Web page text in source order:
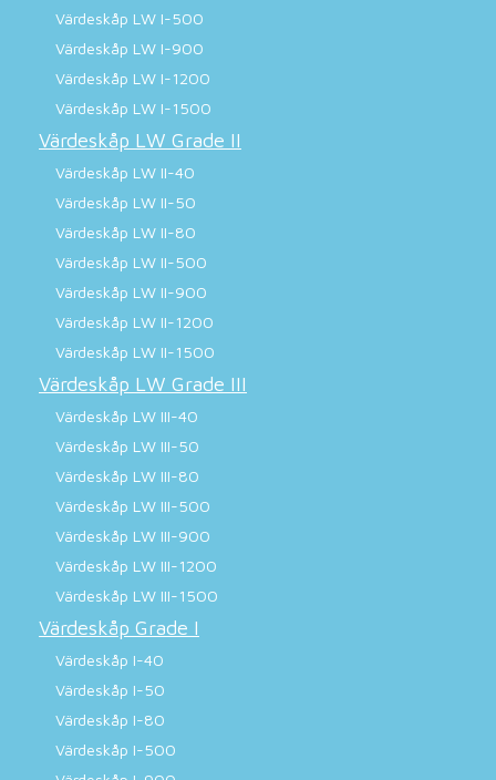
Värdeskåp LW I-500
Värdeskåp LW I-900
Värdeskåp LW I-1200
Värdeskåp LW I-1500
Värdeskåp LW Grade II
Värdeskåp LW II-40
Värdeskåp LW II-50
Värdeskåp LW II-80
Värdeskåp LW II-500
Värdeskåp LW II-900
Värdeskåp LW II-1200
Värdeskåp LW II-1500
Värdeskåp LW Grade III
Värdeskåp LW III-40
Värdeskåp LW III-50
Värdeskåp LW III-80
Värdeskåp LW III-500
Värdeskåp LW III-900
Värdeskåp LW III-1200
Värdeskåp LW III-1500
Värdeskåp Grade I
Värdeskåp I-40
Värdeskåp I-50
Värdeskåp I-80
Värdeskåp I-500